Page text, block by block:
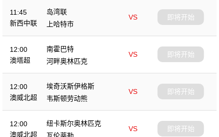
11:45
新西中联
岛湾联
VS
上哈特市
即将开始
12:00
澳塔超
南霍巴特
VS
河畔奥林匹克
即将开始
12:00
澳威北超
埃奇沃斯伊格斯
VS
韦斯顿劳动熊
即将开始
12:00
澳威北超
纽卡斯尔奥林匹克
VS
即将开始